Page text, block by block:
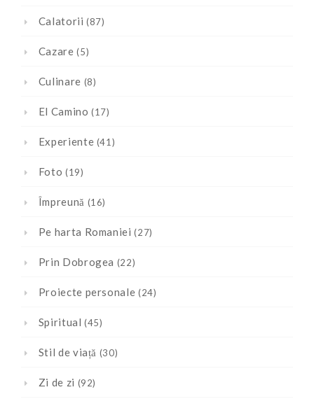
Calatorii (87)
Cazare (5)
Culinare (8)
El Camino (17)
Experiente (41)
Foto (19)
Împreună (16)
Pe harta Romaniei (27)
Prin Dobrogea (22)
Proiecte personale (24)
Spiritual (45)
Stil de viață (30)
Zi de zi (92)